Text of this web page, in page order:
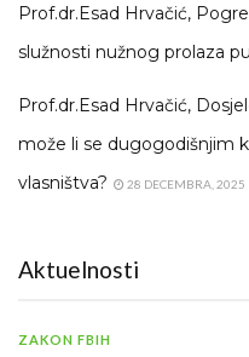
Prof.dr.Esad Hrvačić,
služnosti nužnog prolaza
Prof.dr.Esad Hrvačić,
može li se dugogodišnjim
vlasništva?
28 DECEMBRA, 2025
Aktuelnosti
ZAKON FBIH